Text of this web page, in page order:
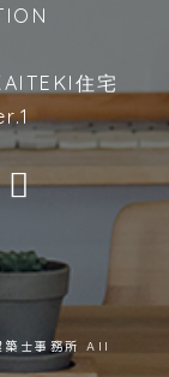
住宅
士事務所 All